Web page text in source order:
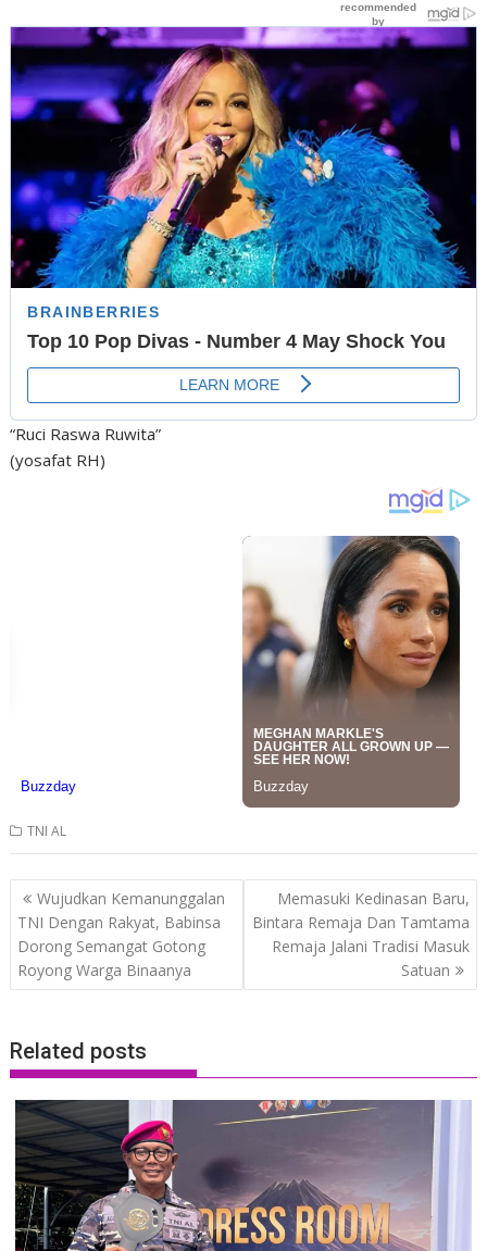
“Ruci Raswa Ruwita”
(yosafat RH)
TNI AL
Post
navigation
Wujudkan Kemanunggalan
TNI Dengan Rakyat, Babinsa
Dorong Semangat Gotong
Royong Warga Binaanya
Memasuki Kedinasan Baru,
Bintara Remaja Dan Tamtama
Remaja Jalani Tradisi Masuk
Satuan
Related posts